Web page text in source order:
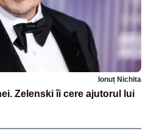
Ionuț Nichita
Zelenski îi cere ajutorul lui